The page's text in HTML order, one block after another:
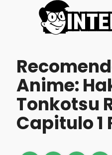
Anime:
Tonkotsu
Capitulo 1